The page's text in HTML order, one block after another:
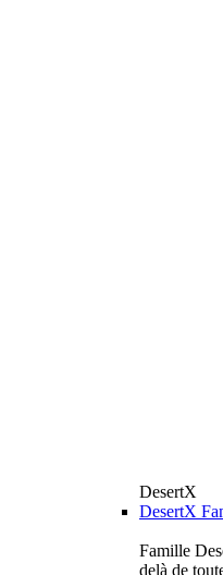
DesertX
DesertX
Famille
delà de